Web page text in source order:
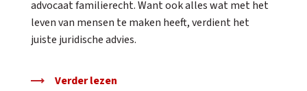
advocaat familierecht. Want ook alles wat met het
leven van mensen te maken heeft, verdient het
juiste juridische advies.
Verder lezen